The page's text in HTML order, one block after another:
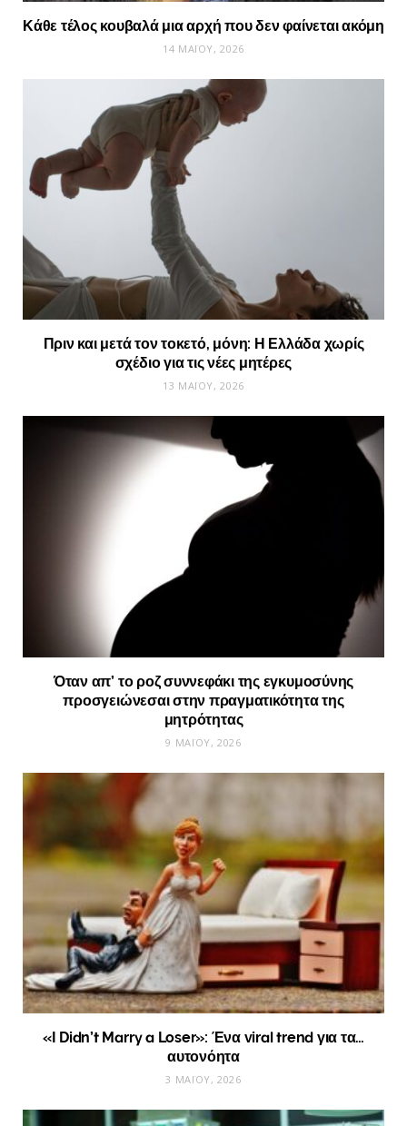
Κάθε τέλος κουβαλά μια αρχή που δεν φαίνεται ακόμη
14 ΜΑΪ́ΟΥ, 2026
Πριν και μετά τον τοκετό, μόνη: Η Ελλάδα χωρίς
σχέδιο για τις νέες μητέρες
13 ΜΑΪ́ΟΥ, 2026
Όταν απ’ το ροζ συννεφάκι της εγκυμοσύνης
προσγειώνεσαι στην πραγματικότητα της
μητρότητας
9 ΜΑΪ́ΟΥ, 2026
«I Didn’t Marry a Loser»: Ένα viral trend για τα…
αυτονόητα
3 ΜΑΪ́ΟΥ, 2026